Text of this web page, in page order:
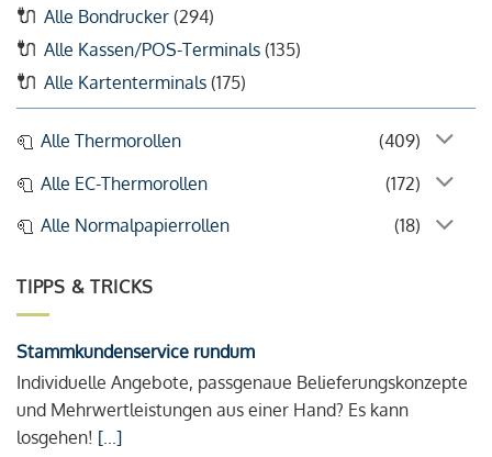
Alle Bondrucker (294)
Alle Kassen/POS-Terminals (135)
Alle Kartenterminals (175)
Alle Thermorollen
(409)
Alle EC-Thermorollen
(172)
Alle Normalpapierrollen
(18)
TIPPS & TRICKS
Stammkundenservice rundum
Individuelle Angebote, passgenaue Belieferungskonzepte
und Mehrwertleistungen aus einer Hand? Es kann
losgehen! [...]